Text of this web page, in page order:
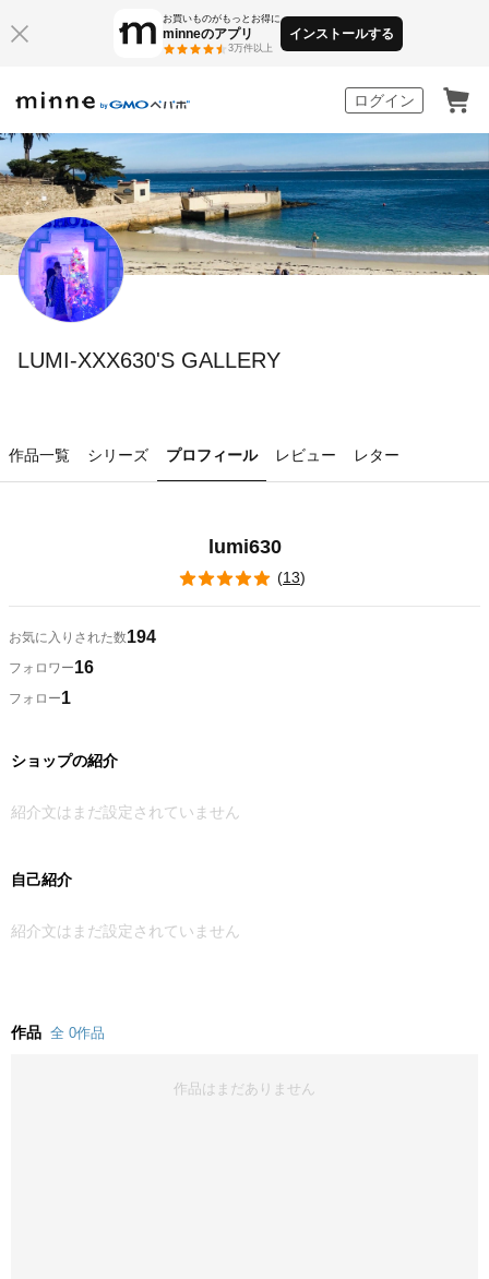
お買いものがもっとお得に
minneのアプリ
3万件以上
インストールする
ログイン
LUMI-XXX630'S GALLERY
作品一覧 シリーズ プロフィール レビュー レター
lumi630
(13)
お気に入りされた数194
フォロワー16
フォロー1
ショップの紹介
紹介文はまだ設定されていません
自己紹介
紹介文はまだ設定されていません
作品 全 0作品
作品はまだありません